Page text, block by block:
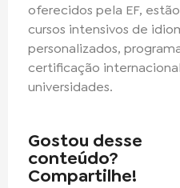
oferecidos pela EF,
cursos intensivos de
personalizados,
certificação
universidades.
Gostou desse
conteúdo?
Compartilhe!